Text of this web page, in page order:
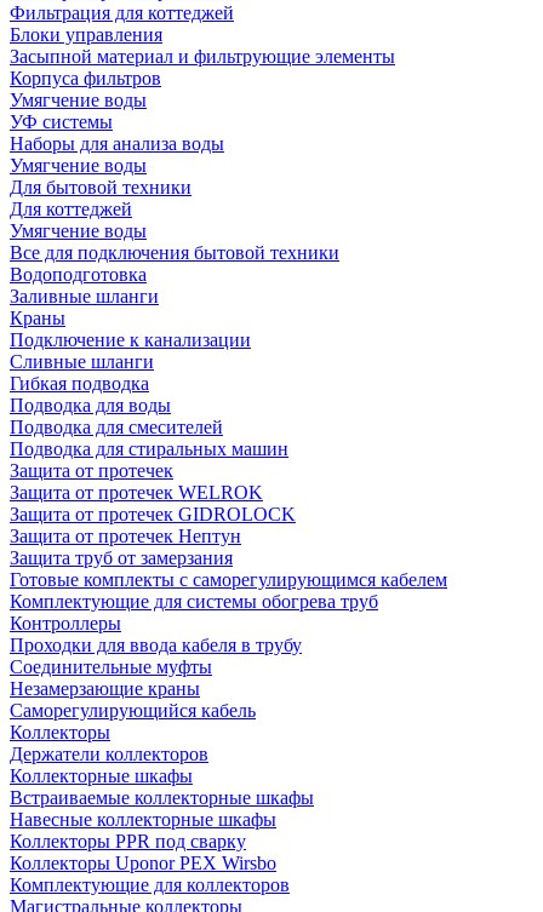
Фильтрация для коттеджей
Блоки управления
Засыпной материал и фильтрующие элементы
Корпуса фильтров
Умягчение воды
УФ системы
Наборы для анализа воды
Умягчение воды
Для бытовой техники
Для коттеджей
Умягчение воды
Все для подключения бытовой техники
Водоподготовка
Заливные шланги
Краны
Подключение к канализации
Сливные шланги
Гибкая подводка
Подводка для воды
Подводка для смесителей
Подводка для стиральных машин
Защита от протечек
Защита от протечек WELROK
Защита от протечек GIDROLOCK
Защита от протечек Нептун
Защита труб от замерзания
Готовые комплекты с саморегулирующимся кабелем
Комплектующие для системы обогрева труб
Контроллеры
Проходки для ввода кабеля в трубу
Соединительные муфты
Незамерзающие краны
Саморегулирующийся кабель
Коллекторы
Держатели коллекторов
Коллекторные шкафы
Встраиваемые коллекторные шкафы
Навесные коллекторные шкафы
Коллекторы PPR под сварку
Коллекторы Uponor PEX Wirsbo
Комплектующие для коллекторов
Магистральные коллекторы